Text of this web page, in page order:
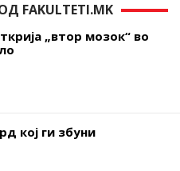
FAKULTETI.MK
„втор мозок“ во
кој ги збуни